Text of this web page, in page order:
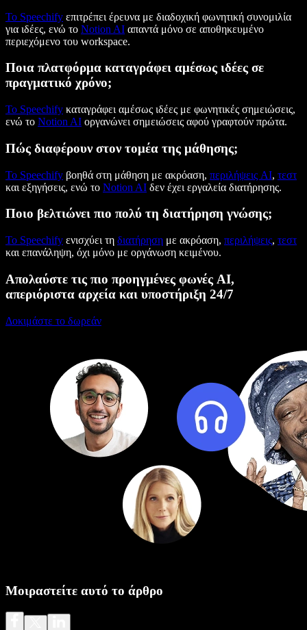
Το Speechify επιτρέπει έρευνα με διαδοχική φωνητική συνομιλία
για ιδέες, ενώ το Notion AI απαντά μόνο σε αποθηκευμένο
περιεχόμενο του workspace.
Ποια πλατφόρμα καταγράφει αμέσως ιδέες σε
πραγματικό χρόνο;
Το Speechify καταγράφει αμέσως ιδέες με φωνητικές σημειώσεις,
ενώ το Notion AI οργανώνει σημειώσεις αφού γραφτούν πρώτα.
Πώς διαφέρουν στον τομέα της μάθησης;
Το Speechify βοηθά στη μάθηση με ακρόαση, περιλήψεις AI, τεστ
και εξηγήσεις, ενώ το Notion AI δεν έχει εργαλεία διατήρησης.
Ποιο βελτιώνει πιο πολύ τη διατήρηση γνώσης;
Το Speechify ενισχύει τη διατήρηση με ακρόαση, περιλήψεις, τεστ
και επανάληψη, όχι μόνο με οργάνωση κειμένου.
Απολαύστε τις πιο προηγμένες φωνές AI,
απεριόριστα αρχεία και υποστήριξη 24/7
Δοκιμάστε το δωρεάν
Μοιραστείτε αυτό το άρθρο